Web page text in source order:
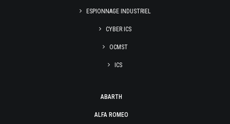
ESPIONNAGE INDUSTRIEL
CYBER ICS
OCMST
ICS
ABARTH
ALFA ROMEO